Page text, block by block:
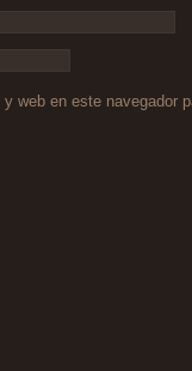
web en este navegador